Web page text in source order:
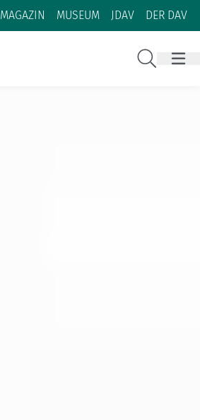
Zum Inhalt
Zur Footer-Navigation
MAGAZIN MUSEUM JDAV DER DAV